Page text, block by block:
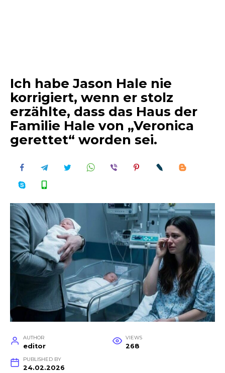
Ich habe Jason Hale nie
korrigiert, wenn er stolz
erzählte, dass das Haus der
Familie Hale von „Veronica
gerettet“ worden sei.
AUTHOR
editor
VIEWS
268
PUBLISHED BY
24.02.2026